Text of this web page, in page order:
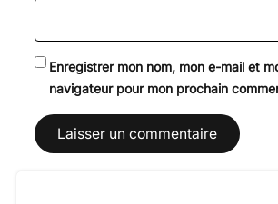
Enregistrer mon nom, mon e-mail et
navigateur pour mon prochain